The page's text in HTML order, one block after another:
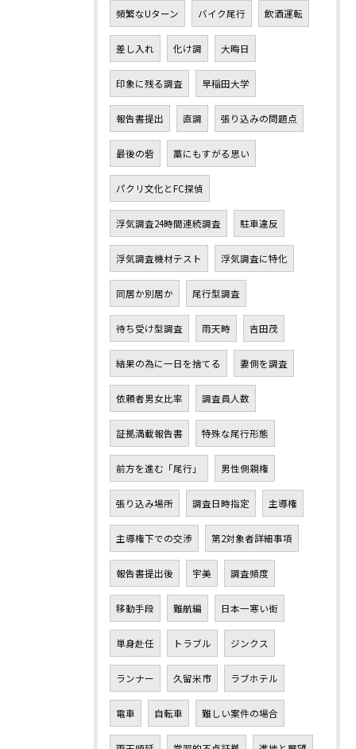
頻繁なUターン バイク尾行 飲酒運転
差し入れ 化け調 大晦日
印象に残る調査 早稲田大学
報告書提出 直調 張り込みの問題点
最後の砦 藁にもすがる思い
パクリ文化とFC探偵
浮気調査24時間連続調査 駐車違反
浮気調査機材テスト 浮気調査に特化
同居か別居か 尾行型調査
待ち受け型調査 雨天時 吉田茂
結果の為に一日を捨てる 妻側を調査
依頼者男女比率 調査員人数
証拠満載報告書 特殊な尾行形態
前方を進む「尾行」 男性側親権
張り込み場所 調査日時指定 主導権
主導権下での交渉 第2対象者詳細事項
報告書提出後 宇美 調査頻度
移動手段 難航編 日本一寒い街
単身赴任 トラブル ジンクス
ランナー 久留米市 ラブホテル
電車 自転車 難しい案件の場合